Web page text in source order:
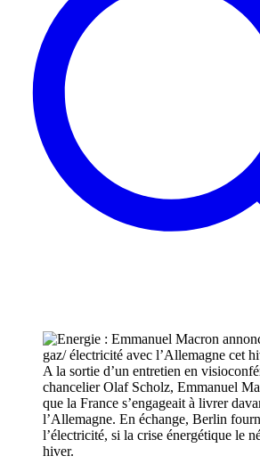
A la sortie d’un entretien en
chancelier Olaf Scholz, Emmanuel
que la France s’engageait à livrer
l’Allemagne. En échange, Berlin
l’électricité, si la crise énergétique le
hiver.